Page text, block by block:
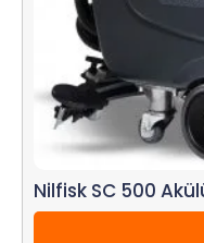
Nilfisk SC 500